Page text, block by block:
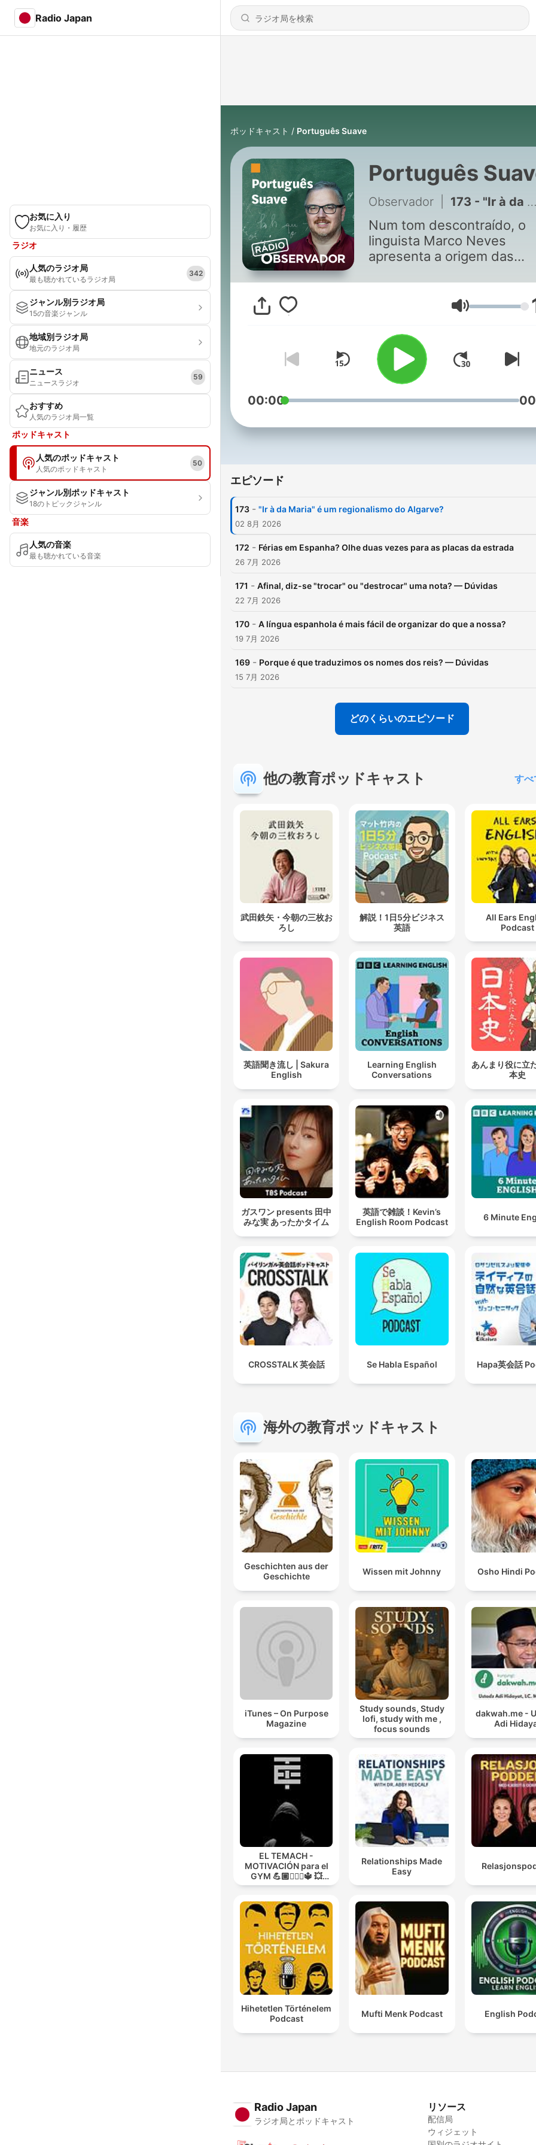
Radio Japan
お気に入り
お気に入り・履歴
ラジオ
人気のラジオ局
最も聴かれているラジオ局
342
ジャンル別ラジオ局
15の音楽ジャンル
地域別ラジオ局
地元のラジオ局
ニュース
ニュースラジオ
59
おすすめ
人気のラジオ局一覧
ポッドキャスト
人気のポッドキャスト
人気のポッドキャスト
50
ジャンル別ポッドキャスト
18のトピックジャンル
音楽
人気の音楽
最も聴かれている音楽
ポッドキャスト Português Suave
Português
Observador 173 - "Ir à da Maria" é um regionalismo do Algarve?
Num tom descontraído, o
linguista Marco Neves
apresenta a origem das
nas notícias, explica os
regionalismos, desvenda
ainda esclarece dúvidas
ouvintes.
音量
00:00
エピソード
173 - "Ir à da Maria" é um regionalismo do Algarve?
02 8月 2026
172 - Férias em Espanha? Olhe duas vezes para as placas da estrada
26 7月 2026
171 - Afinal, diz-se "trocar" ou "destrocar" uma nota? — Dúvidas
22 7月 2026
170 - A língua espanhola é mais fácil de organizar do que a nossa?
19 7月 2026
169 - Porque é que traduzimos os nomes dos reis? — Dúvidas
15 7月 2026
どのくらいのエピソード
他の教育ポッドキャスト すべ
武田鉄矢・今朝の三枚お
ろし
解説！1日5分ビジネス
英語
All Ears
Podcast
英語聞き流し | Sakura
English
Learning English
Conversations
あんまり役に立
本史
ガスワン presents 田中
みな実 あったかタイム
英語で雑談！Kevin’s
English Room Podcast
6 Minute
CROSSTALK 英会話 Se Habla Español Hapa英会話
海外の教育ポッドキャスト
Geschichten aus der
Geschichte
Wissen mit Johnny Osho Hindi
iTunes – On Purpose
Magazine
Study sounds, Study
lofi, study with me ,
focus sounds
dakwah.me -
Adi
EL TEMACH -
MOTIVACIÓN para el
GYM 💪🏼🏋🏻‍♀🔱 💥
MODO GUERRA💥
Relationships Made
Easy
Hihetetlen Történelem
Podcast
Mufti Menk Podcast English
Radio Japan
ラジオ局とポッドキャスト
リソース
配信局
ウィジェット